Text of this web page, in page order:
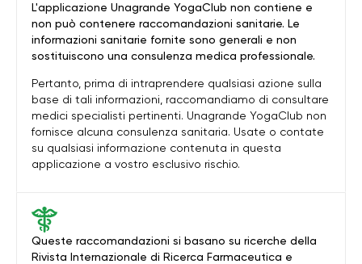
Queste raccomandazioni si basano su ricerche della
Rivista Internazionale di Ricerca Farmaceutica e
L'applicazione Unagrande YogaClub non contiene e
non può contenere raccomandazioni sanitarie. Le
informazioni sanitarie fornite sono generali e non
sostituiscono una consulenza medica professionale.
Pertanto, prima di intraprendere qualsiasi azione sulla
base di tali informazioni, raccomandiamo di consultare
medici specialisti pertinenti. Unagrande YogaClub non
fornisce alcuna consulenza sanitaria. Usate o contate
su qualsiasi informazione contenuta in questa
applicazione a vostro esclusivo rischio.